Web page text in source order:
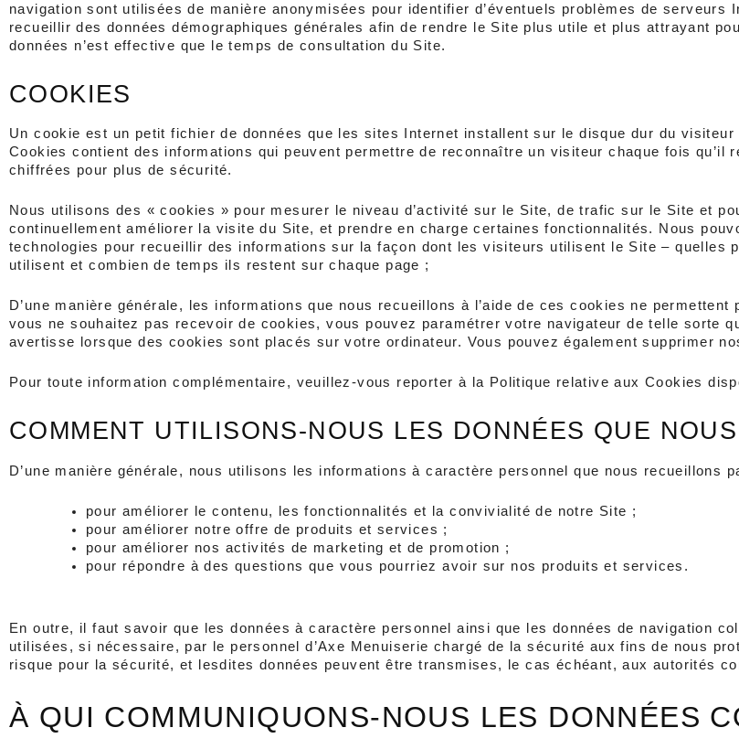
navigation sont utilisées de manière anonymisées pour identifier d’éventuels problèmes de serveurs
recueillir des données démographiques générales afin de rendre le Site plus utile et plus attrayant
données n’est effective que le temps de consultation du Site.
COOKIES
Un cookie est un petit fichier de données que les sites Internet installent sur le disque dur du
Cookies contient des informations qui peuvent permettre de reconnaître un visiteur chaque fois qu’il
chiffrées pour plus de sécurité.
Nous utilisons des « cookies » pour mesurer le niveau d’activité sur le Site, de trafic sur le Site et
continuellement améliorer la visite du Site, et prendre en charge certaines fonctionnalités. Nous
technologies pour recueillir des informations sur la façon dont les visiteurs utilisent le Site – quelles
utilisent et combien de temps ils restent sur chaque page ;
D’une manière générale, les informations que nous recueillons à l’aide de ces cookies ne
vous ne souhaitez pas recevoir de cookies, vous pouvez paramétrer votre navigateur de telle sorte
avertisse lorsque des cookies sont placés sur votre ordinateur. Vous pouvez également supprimer
Pour toute information complémentaire, veuillez-vous reporter à la Politique relative aux Cookies
COMMENT UTILISONS-NOUS LES DONNÉES QUE
D’une manière générale, nous utilisons les informations à caractère personnel que nous recueillons
pour améliorer le contenu, les fonctionnalités et la convivialité de notre Site ;
pour améliorer notre offre de produits et services ;
pour améliorer nos activités de marketing et de promotion ;
pour répondre à des questions que vous pourriez avoir sur nos produits et services.
En outre, il faut savoir que les données à caractère personnel ainsi que les données de navigation
utilisées, si nécessaire, par le personnel d’Axe Menuiserie chargé de la sécurité aux fins de nous
risque pour la sécurité, et lesdites données peuvent être transmises, le cas échéant, aux autorités
À QUI COMMUNIQUONS-NOUS LES DONNÉES